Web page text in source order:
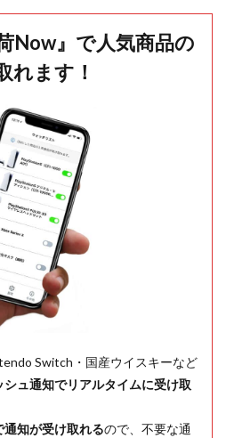
Now』で人気商品の
れます！
Switch・国産ウイスキーなど
ュ通知でリアルタイムに受け取
通知が受け取れるので、不要な通